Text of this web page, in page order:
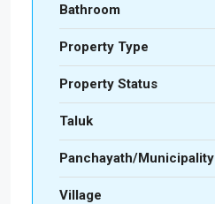
Bathroom
Property Type
Property Status
Taluk
Panchayath/Municipality
Village